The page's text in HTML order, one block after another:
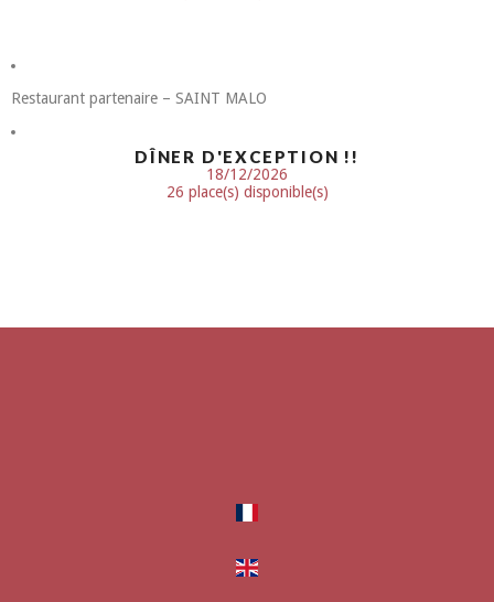
Restaurant partenaire – SAINT MALO
DÎNER D'EXCEPTION !!
18/12/2026
26 place(s) disponible(s)